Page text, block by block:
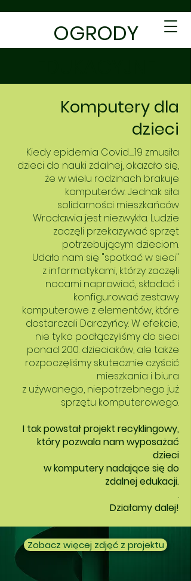
OGRODY
Komputery dla
dzieci
Kiedy epidemia Covid_19 zmusiła
dzieci do nauki zdalnej, okazało się,
że w wielu rodzinach brakuje
komputerów. Jednak siła
solidarności mieszkańców
Wrocławia jest niezwykła. Ludzie
zaczęli przekazywać sprzęt
potrzebującym dzieciom.
Udało nam się "spotkać w sieci"
z informatykami, którzy zaczęli
nocami naprawiać, składać i
konfigurować zestawy
komputerowe z elementów, które
dostarczali Darczyńcy. W efekcie,
nie tylko podłączyliśmy do sieci
ponad 200. dzieciaków, ale także
rozpoczęliśmy skutecznie czyścić
mieszkania i biura
z używanego, niepotrzebnego już
sprzętu komputerowego.
I tak powstał projekt recyklingowy,
który pozwala nam wyposażać
dzieci
w komputery nadające się do
zdalnej edukacji.
.
Działamy dalej!
Zobacz więcej zdjęć z projektu